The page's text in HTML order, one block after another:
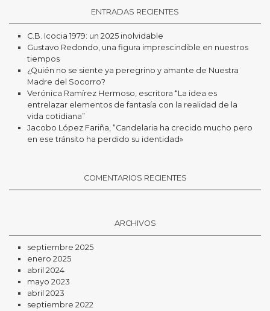
ENTRADAS RECIENTES
C.B. Icocia 1979: un 2025 inolvidable
Gustavo Redondo, una figura imprescindible en nuestros
tiempos
¿Quién no se siente ya peregrino y amante de Nuestra
Madre del Socorro?
Verónica Ramírez Hermoso, escritora “La idea es
entrelazar elementos de fantasía con la realidad de la
vida cotidiana”
Jacobo López Fariña, “Candelaria ha crecido mucho pero
en ese tránsito ha perdido su identidad»
COMENTARIOS RECIENTES
ARCHIVOS
septiembre 2025
enero 2025
abril 2024
mayo 2023
abril 2023
septiembre 2022